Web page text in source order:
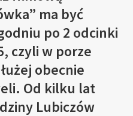
ma być
po 2 odcinki
czyli w porze
obecnie
Od kilku lat
Lubiczów